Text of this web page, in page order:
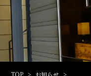
TOP
お知らせ